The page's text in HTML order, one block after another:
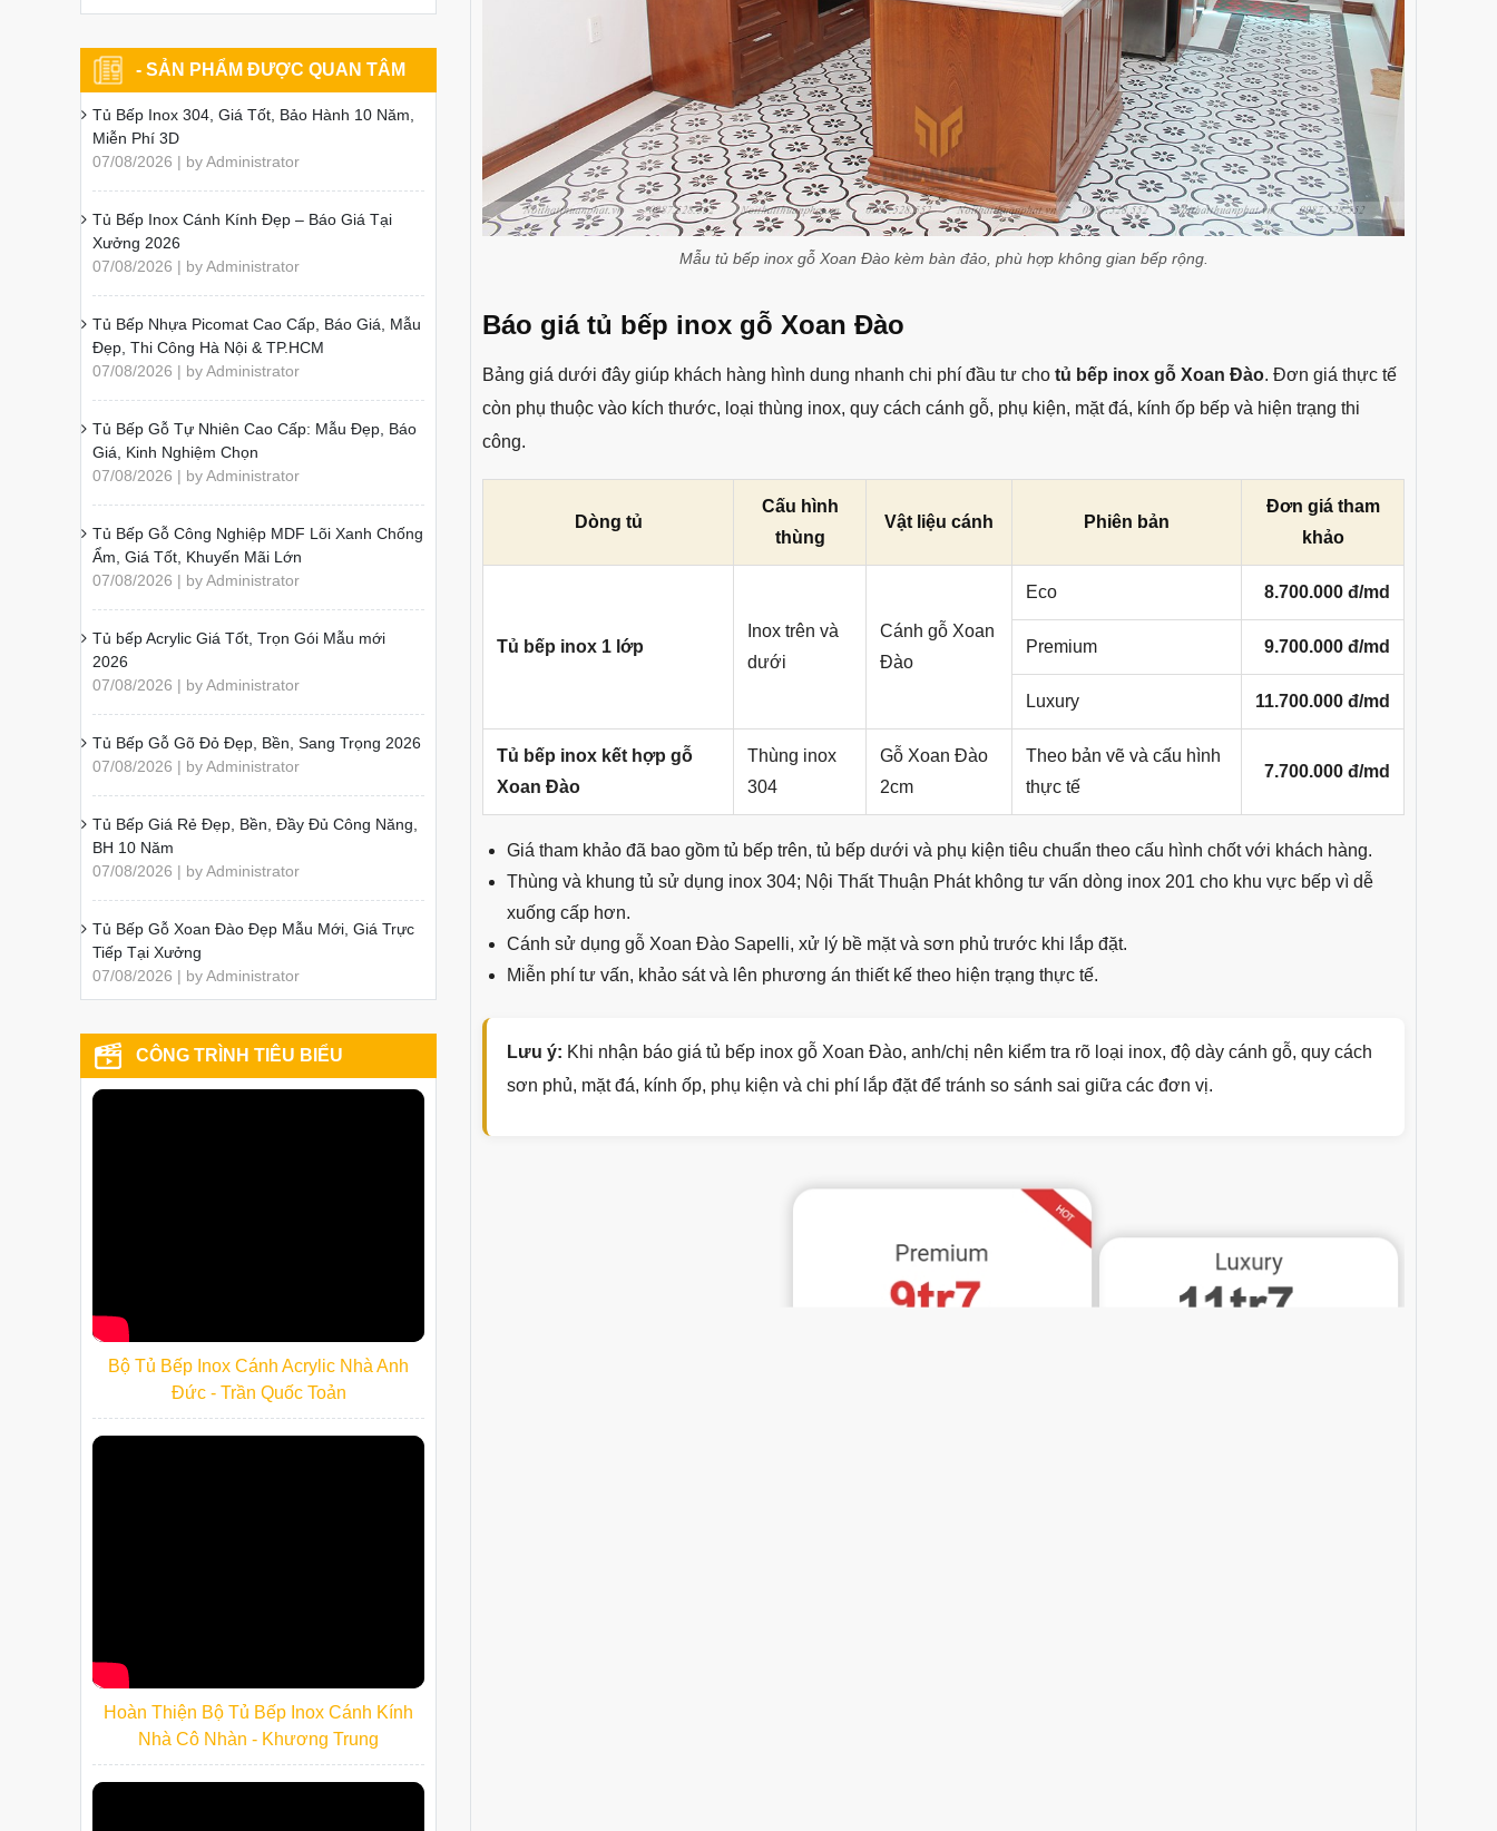
Mẫu tủ bếp inox gỗ Xoan Đào kèm bàn đảo, phù hợp không gian bếp rộng.
Báo giá tủ bếp inox gỗ Xoan Đào
Bảng giá dưới đây giúp khách hàng hình dung nhanh chi phí đầu tư cho tủ bếp inox gỗ Xoan Đào. Đơn giá thực tế
còn phụ thuộc vào kích thước, loại thùng inox, quy cách cánh gỗ, phụ kiện, mặt đá, kính ốp bếp và hiện trạng thi
công.
Dòng tủ
Cấu hình
thùng
Vật liệu cánh Phiên bản
Đơn giá tham
khảo
Tủ bếp inox 1 lớp
Inox trên và
dưới
Cánh gỗ Xoan
Đào
Eco 8.700.000 đ/md
Premium 9.700.000 đ/md
Luxury 11.700.000 đ/md
Tủ bếp inox kết hợp gỗ
Xoan Đào
Thùng inox
304
Gỗ Xoan Đào
2cm
Theo bản vẽ và cấu hình
thực tế
7.700.000 đ/md
Giá tham khảo đã bao gồm tủ bếp trên, tủ bếp dưới và phụ kiện tiêu chuẩn theo cấu hình chốt với khách hàng.
Thùng và khung tủ sử dụng inox 304; Nội Thất Thuận Phát không tư vấn dòng inox 201 cho khu vực bếp vì dễ
xuống cấp hơn.
Cánh sử dụng gỗ Xoan Đào Sapelli, xử lý bề mặt và sơn phủ trước khi lắp đặt.
Miễn phí tư vấn, khảo sát và lên phương án thiết kế theo hiện trạng thực tế.
Lưu ý: Khi nhận báo giá tủ bếp inox gỗ Xoan Đào, anh/chị nên kiểm tra rõ loại inox, độ dày cánh gỗ, quy cách
sơn phủ, mặt đá, kính ốp, phụ kiện và chi phí lắp đặt để tránh so sánh sai giữa các đơn vị.
- SẢN PHẨM ĐƯỢC QUAN TÂM
Tủ Bếp Inox 304, Giá Tốt, Bảo Hành 10 Năm,
Miễn Phí 3D
07/08/2026 | by Administrator
Tủ Bếp Inox Cánh Kính Đẹp – Báo Giá Tại
Xưởng 2026
07/08/2026 | by Administrator
Tủ Bếp Nhựa Picomat Cao Cấp, Báo Giá, Mẫu
Đẹp, Thi Công Hà Nội & TP.HCM
07/08/2026 | by Administrator
Tủ Bếp Gỗ Tự Nhiên Cao Cấp: Mẫu Đẹp, Báo
Giá, Kinh Nghiệm Chọn
07/08/2026 | by Administrator
Tủ Bếp Gỗ Công Nghiệp MDF Lõi Xanh Chống
Ẩm, Giá Tốt, Khuyến Mãi Lớn
07/08/2026 | by Administrator
Tủ bếp Acrylic Giá Tốt, Trọn Gói Mẫu mới
2026
07/08/2026 | by Administrator
Tủ Bếp Gỗ Gõ Đỏ Đẹp, Bền, Sang Trọng 2026
07/08/2026 | by Administrator
Tủ Bếp Giá Rẻ Đẹp, Bền, Đầy Đủ Công Năng,
BH 10 Năm
07/08/2026 | by Administrator
Tủ Bếp Gỗ Xoan Đào Đẹp Mẫu Mới, Giá Trực
Tiếp Tại Xưởng
07/08/2026 | by Administrator
CÔNG TRÌNH TIÊU BIỂU
Bộ Tủ Bếp Inox Cánh Acrylic Nhà Anh
Đức - Trần Quốc Toản
Hoàn Thiện Bộ Tủ Bếp Inox Cánh Kính
Nhà Cô Nhàn - Khương Trung